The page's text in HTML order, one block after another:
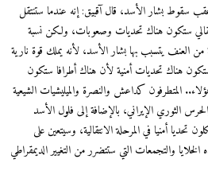
بشار الأسد، قال آقبيق: إنه عندما ستنتقل
ستكون هناك تحديات وصعوبات، ولكن نسبة
يتسبب بها بشار الأسد، لأنه يملك قوة نارية
تحديات أمنية لأن هناك أطرافا ستكون
كداعش والنصرة والميليشيات الشيعية
الثوري الإيراني، بالإضافة إلى فلول الأسد
أمنيا في المرحلة الانتقالية، وسيتعين على
التي ستتضرر من التغيير الديمقراطي